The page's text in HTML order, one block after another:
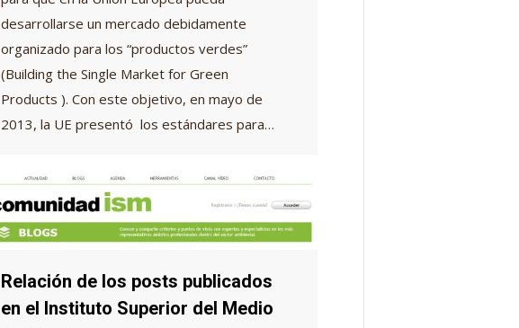
desarrollarse un mercado debidamente
organizado para los “productos verdes”
(Building the Single Market for Green
Products ). Con este objetivo, en mayo de
2013, la UE presentó los estándares para…
Relación de los posts publicados
en el Instituto Superior del Medio